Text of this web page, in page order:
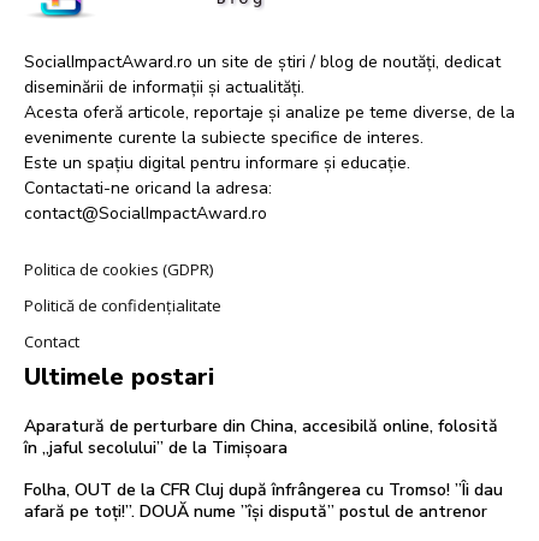
SocialImpactAward.ro un site de știri / blog de noutăți, dedicat
diseminării de informații și actualități.
Acesta oferă articole, reportaje și analize pe teme diverse, de la
evenimente curente la subiecte specifice de interes.
Este un spațiu digital pentru informare și educație.
Contactati-ne oricand la adresa:
contact@SocialImpactAward.ro
Politica de cookies (GDPR)
Politică de confidențialitate
Contact
Ultimele postari
Aparatură de perturbare din China, accesibilă online, folosită
în „jaful secolului” de la Timișoara
Folha, OUT de la CFR Cluj după înfrângerea cu Tromso! ”Îi dau
afară pe toți!”. DOUĂ nume ”își dispută” postul de antrenor